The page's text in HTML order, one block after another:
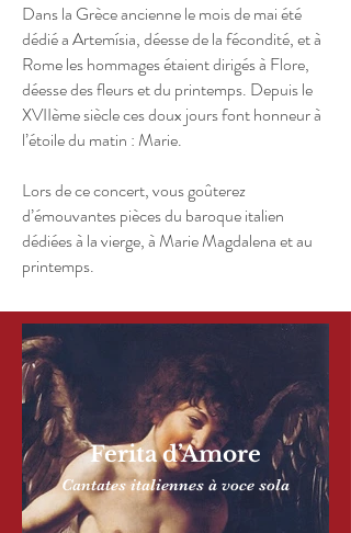
Dans la Grèce ancienne le mois de mai été
dédié a Artemísia, déesse de la fécondité, et à
Rome les hommages étaient dirigés à Flore,
déesse des fleurs et du printemps. Depuis le
XVIIème siècle ces doux jours font honneur à
l’étoile du matin : Marie.
Lors de ce concert, vous goûterez
d’émouvantes pièces du baroque italien
dédiées à la vierge, à Marie Magdalena et au
printemps.
Ferita d’Amore
Cantates italiennes à voce sola